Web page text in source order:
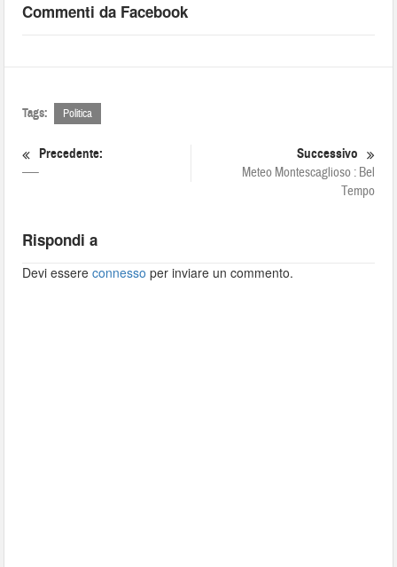
Commenti da Facebook
Tags: Politica
Precedente:
—–
Successivo
Meteo Montescaglioso : Bel
Tempo
Rispondi a
Devi essereconnesso per inviare un commento.